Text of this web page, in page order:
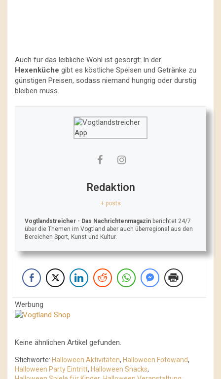
Auch für das leibliche Wohl ist gesorgt: In der
Hexenküche gibt es köstliche Speisen und Getränke zu
günstigen Preisen, sodass niemand hungrig oder durstig
bleiben muss.
Redaktion
+ posts
Vogtlandstreicher - Das Nachrichtenmagazin berichtet 24/7
über die Themen im Vogtland aber auch überregional aus den
Bereichen Sport, Kunst und Kultur.
Werbung
Keine ähnlichen Artikel gefunden.
Stichworte: Halloween Aktivitäten, Halloween Fotowand,
Halloween Party Eintritt, Halloween Snacks,